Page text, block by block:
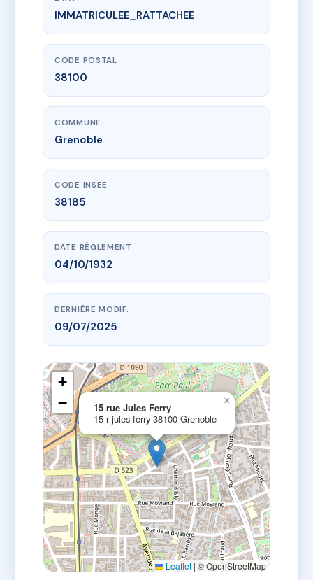
www.vme.plus/AC6077218
15 rue Jules Ferry
15 r jules ferry
IMMATRICULEE_RATTACHEE
CODE POSTAL
38100
COMMUNE
Grenoble
CODE INSEE
38185
DATE RÈGLEMENT
04/10/1932
DERNIÈRE MODIF.
09/07/2025
15 rue Jules Ferry
15 r jules ferry 38100 Grenoble
×
+
−
Leaflet | © OpenStreetMap